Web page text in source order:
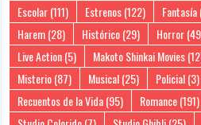
Escolar(111) Estrenos(122) Fantasía
Harem(28) Histórico(29) Horror
Live Action(5) Makoto Shinkai Movies
Misterio(87) Musical(25) Policial(3)
Recuentos de la Vida(95) Romance(191)